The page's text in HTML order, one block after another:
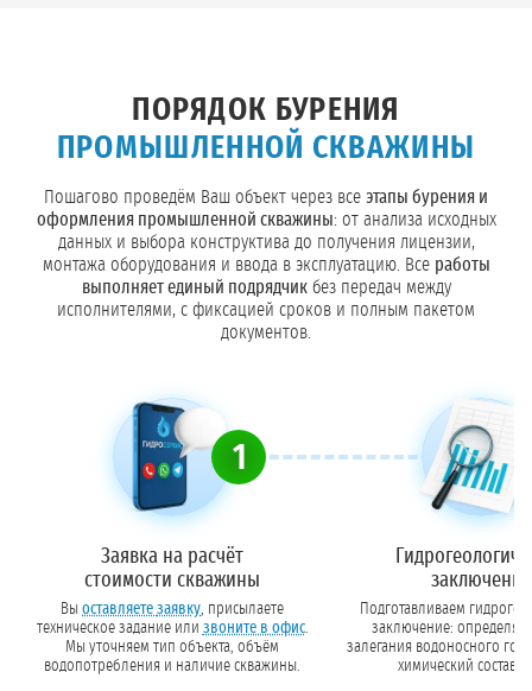
ПОРЯДОК БУРЕНИЯ
ПРОМЫШЛЕННОЙ СКВАЖИНЫ
Пошагово проведём Ваш объект через все этапы бурения и
оформления промышленной скважины: от анализа исходных
данных и выбора конструктива до получения лицензии,
монтажа оборудования и ввода в эксплуатацию. Все работы
выполняет единый подрядчикбез передач между
исполнителями, с фиксацией сроков и полным пакетом
документов.
1
Заявка на расчёт
стоимости скважины
Вы оставляете заявку, присылаете
техническое задание или звоните в офис.
Мы уточняем тип объекта, объём
водопотребления и наличие скважины.
заключение
Подготавливаем
заключение:
залегания водоносного
химический состав